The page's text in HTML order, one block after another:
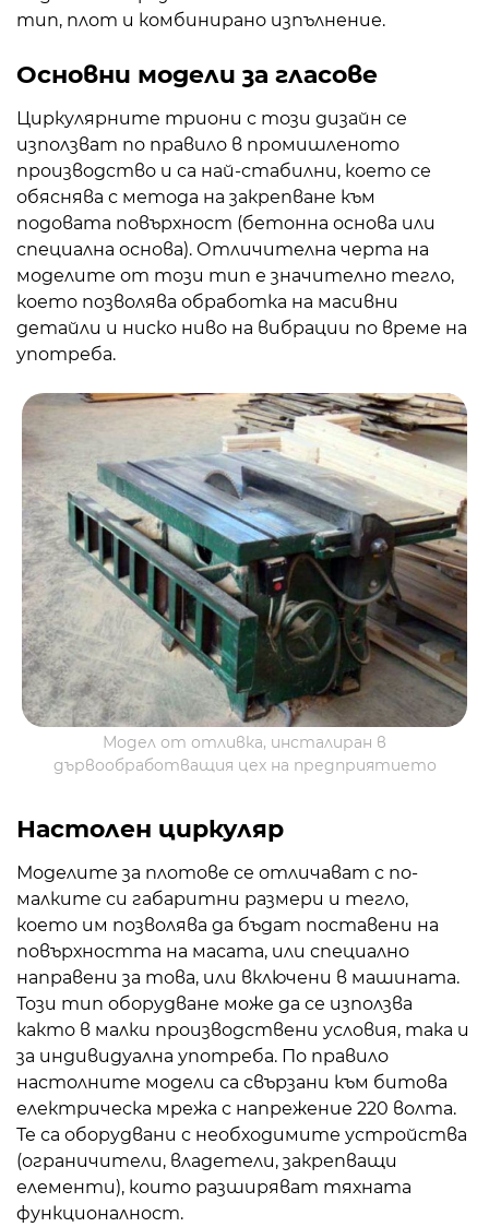
тип, плот и комбинирано изпълнение.
Основни модели за гласове
Циркулярните триони с този дизайн се
използват по правило в промишленото
производство и са най-стабилни, което се
обяснява с метода на закрепване към
подовата повърхност (бетонна основа или
специална основа). Отличителна черта на
моделите от този тип е значително тегло,
което позволява обработка на масивни
детайли и ниско ниво на вибрации по време на
употреба.
Модел от отливка, инсталиран в
дървообработващия цех на предприятието
Настолен циркуляр
Моделите за плотове се отличават с по-
малките си габаритни размери и тегло,
което им позволява да бъдат поставени на
повърхността на масата, или специално
направени за това, или включени в машината.
Този тип оборудване може да се използва
както в малки производствени условия, така и
за индивидуална употреба. По правило
настолните модели са свързани към битова
електрическа мрежа с напрежение 220 волта.
Те са оборудвани с необходимите устройства
(ограничители, владетели, закрепващи
елементи), които разширяват тяхната
функционалност.